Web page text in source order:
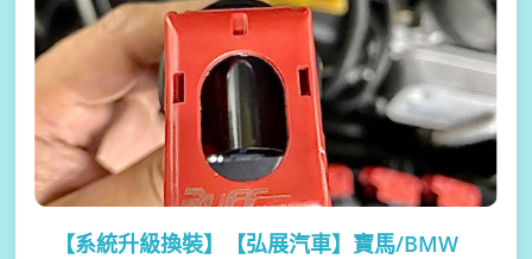
【系統升級換裝】
【弘展汽車】寶馬/BMW